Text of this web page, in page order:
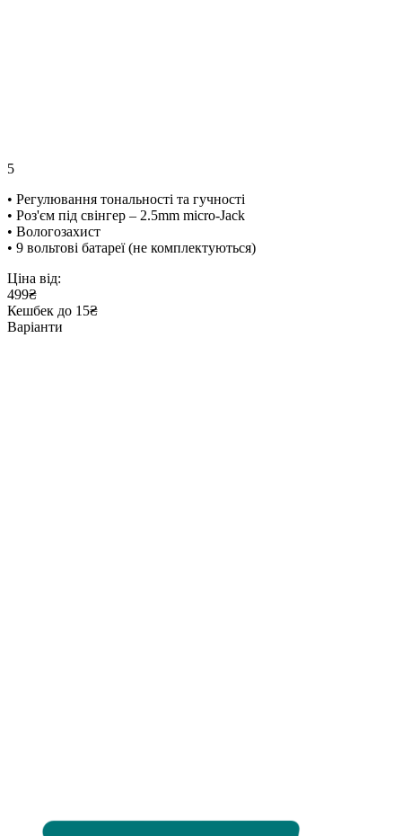
5
• Регулювання тональності та гучності
• Роз'єм під свінгер – 2.5mm micro-Jack
• Вологозахист
• 9 вольтові батареї (не комплектуються)
Ціна від:
499₴
Кешбек до 15₴
Варіанти